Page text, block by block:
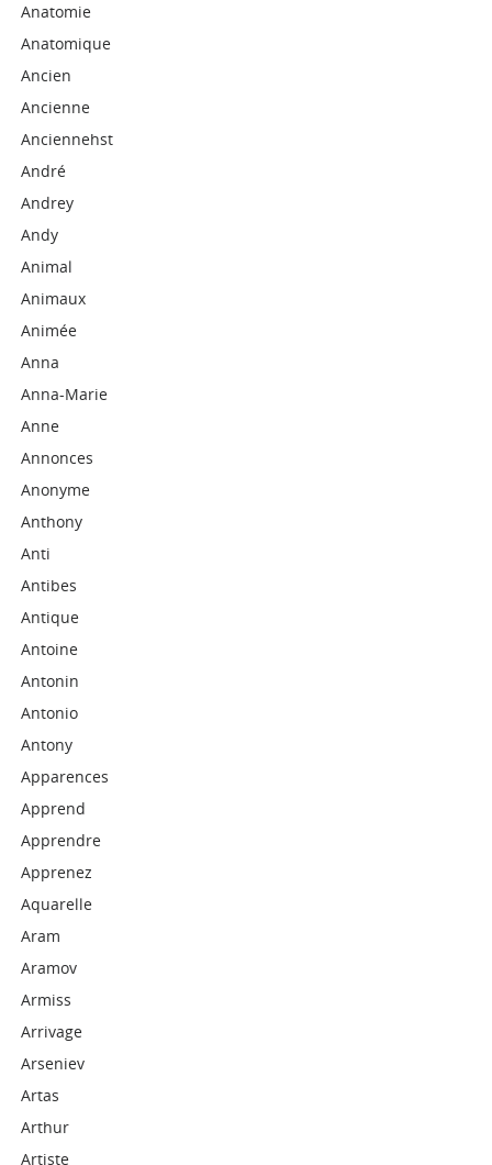
Anatomie
Anatomique
Ancien
Ancienne
Anciennehst
André
Andrey
Andy
Animal
Animaux
Animée
Anna
Anna-Marie
Anne
Annonces
Anonyme
Anthony
Anti
Antibes
Antique
Antoine
Antonin
Antonio
Antony
Apparences
Apprend
Apprendre
Apprenez
Aquarelle
Aram
Aramov
Armiss
Arrivage
Arseniev
Artas
Arthur
Artiste